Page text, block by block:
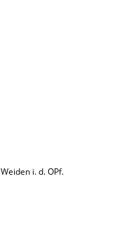
i. d. OPf.